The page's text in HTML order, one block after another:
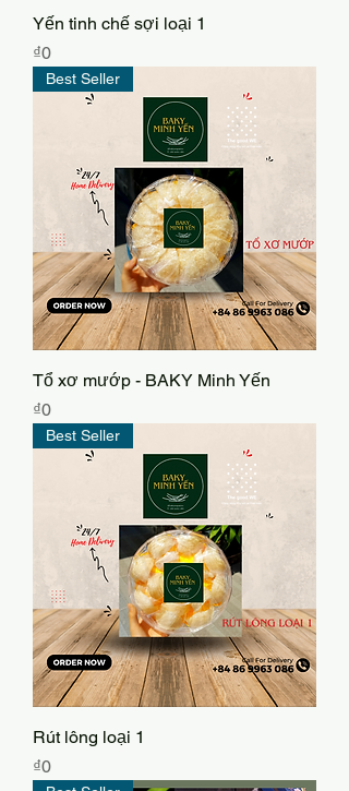
Yến tinh chế sợi loại 1
Price
₫0
Best Seller
Tổ xơ mướp - BAKY Minh Yến
Price
₫0
Best Seller
Rút lông loại 1
Price
₫0